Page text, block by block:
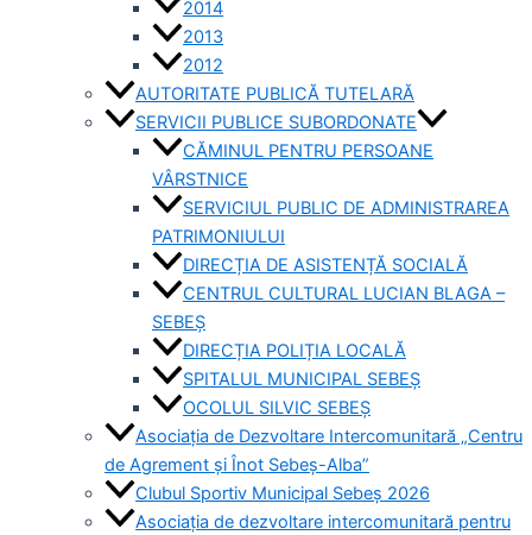
2014
2013
2012
AUTORITATE PUBLICĂ TUTELARĂ
SERVICII PUBLICE SUBORDONATE
CĂMINUL PENTRU PERSOANE
VÂRSTNICE
SERVICIUL PUBLIC DE ADMINISTRAREA
PATRIMONIULUI
DIRECȚIA DE ASISTENȚĂ SOCIALĂ
CENTRUL CULTURAL LUCIAN BLAGA –
SEBEȘ
DIRECȚIA POLIȚIA LOCALĂ
SPITALUL MUNICIPAL SEBEȘ
OCOLUL SILVIC SEBEȘ
Asociația de Dezvoltare Intercomunitară „Centru
de Agrement și Înot Sebeș-Alba”
Clubul Sportiv Municipal Sebeș 2026
Asociația de dezvoltare intercomunitară pentru